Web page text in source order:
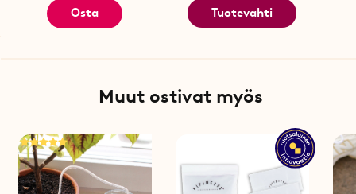
Osta Tuotevahti
Muut ostivat myös